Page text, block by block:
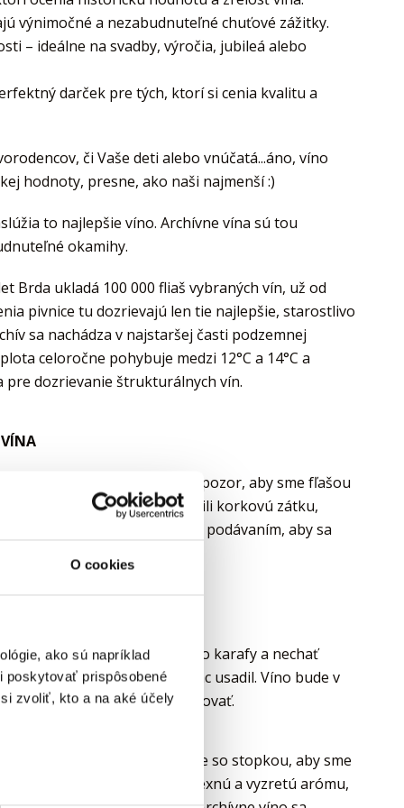
O cookies
ako sú napríklad
poskytovať prispôsobené
zvoliť, kto a na aké účely
výnimočné a nezabudnuteľné chuťové zážitky.
– ideálne na svadby, výročia, jubileá alebo
darček pre tých, ktorí si cenia kvalitu a
či Vaše deti alebo vnúčatá...áno, víno
hodnoty, presne, ako naši najmenší :)
to najlepšie víno. Archívne vína sú tou
okamihy.
Brda ukladá 100 000 fliaš vybraných vín, už od
pivnice tu dozrievajú len tie najlepšie, starostlivo
sa nachádza v najstaršej časti podzemnej
celoročne pohybuje medzi 12°C a 14°C a
pre dozrievanie štrukturálnych vín.
hrdlo fľaše a dávame pozor, aby sme fľašou
opatrne, aby sme nepoškodili korkovú zátku,
aspoň niekoľko hodín pred podávaním, aby sa
fľaše víno opatrne naliať do karafy a nechať
zvyšný sediment čo najviac usadil. Víno bude v
sa pomaly začnú uvoľňovať.
potrebujeme väčšie poháre so stopkou, aby sme
odtiene a cítiť komplexnú a vyzretú arómu,